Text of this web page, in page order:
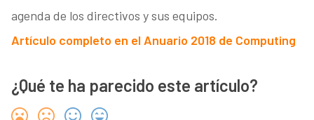
agenda de los directivos y sus equipos.
Artículo completo en el Anuario 2018 de Computing
¿Qué te ha parecido este artículo?